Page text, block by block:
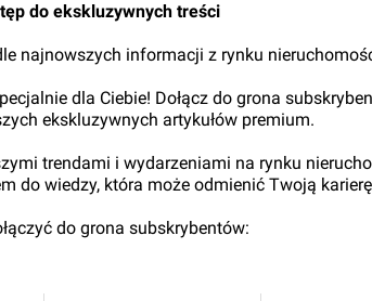
do ekskluzywnych treści
najnowszych informacji z rynku
dla Ciebie! Dołącz do grona
ekskluzywnych artykułów premium.
trendami i wydarzeniami na rynku
do wiedzy, która może odmienić Twoją
do grona subskrybentów: